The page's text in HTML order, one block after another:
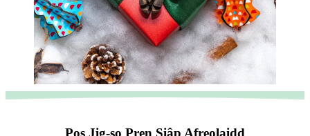
Pos Jig-so Pren Siâp Afreolaidd